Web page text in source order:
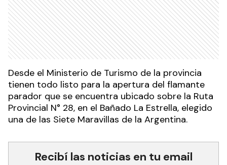
Desde el Ministerio de Turismo de la provincia
tienen todo listo para la apertura del flamante
parador que se encuentra ubicado sobre la Ruta
Provincial N° 28, en el Bañado La Estrella, elegido
una de las Siete Maravillas de la Argentina.
Recibí las noticias en tu email